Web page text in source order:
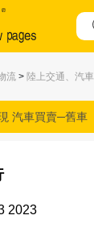
流 > 陸上交通、汽車
汽車買賣─舊車
2023